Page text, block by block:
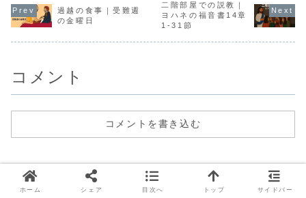
過越の食事｜受難週
の金曜日
二階部屋での説教｜
ヨハネの福音書14章
1-31節
コメント
コメントを書き込む
ホーム シェア 目次へ トップ サイドバー